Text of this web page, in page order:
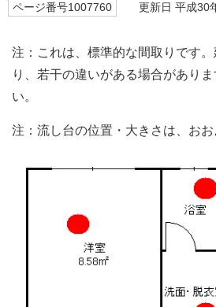
ページ番号1007760 更新日 平成30
注：これは、標準的な間取りです
り、若干の違いがある場合があり
い。
注：流し台の位置・大きさは、おお